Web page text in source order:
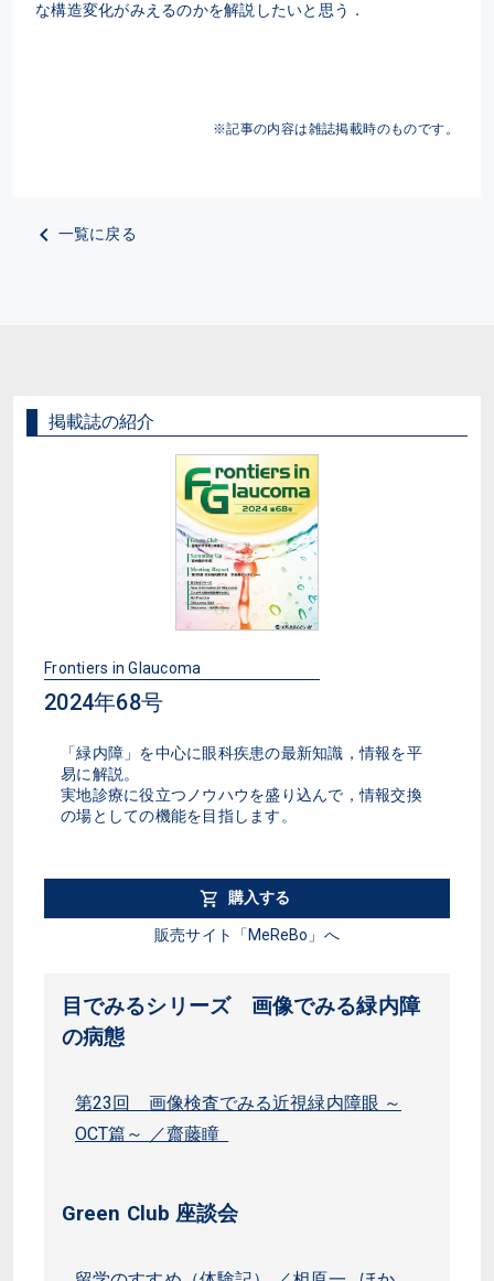
な構造変化がみえるのかを解説したいと思う．
※記事の内容は雑誌掲載時のものです。
一覧に戻る
掲載誌の紹介
Frontiers in Glaucoma
2024年68号
「緑内障」を中心に眼科疾患の最新知識，情報を平
易に解説。
実地診療に役立つノウハウを盛り込んで，情報交換
の場としての機能を目指します。
購入する
販売サイト「MeReBo」へ
目でみるシリーズ 画像でみる緑内障
の病態
第23回 画像検査でみる近視緑内障眼 ～
OCT篇～ ／齋藤瞳
Green Club 座談会